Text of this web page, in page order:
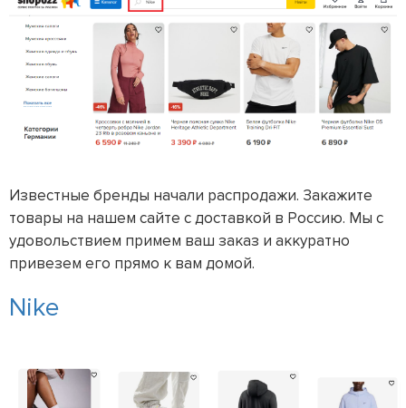
Известные бренды начали распродажи. Закажите
товары на нашем сайте с доставкой в Россию. Мы с
удовольствием примем ваш заказ и аккуратно
привезем его прямо к вам домой.
Nike